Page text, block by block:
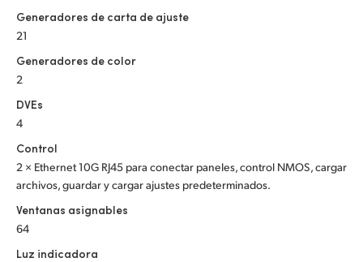
Generadores de carta de ajuste
21
Generadores de color
2
DVEs
4
Control
2 × Ethernet 10G RJ45 para conectar paneles, control NMOS, cargar
archivos, guardar y cargar ajustes predeterminados.
Ventanas asignables
64
Luz indicadora